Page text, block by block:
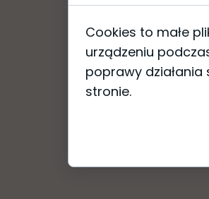
Cookies to małe
urządzeniu
poprawy
stronie.